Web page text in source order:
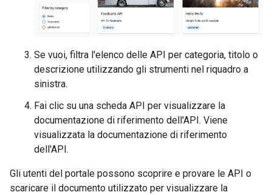
Se vuoi, filtra l'elenco delle API per categoria, titolo o
descrizione utilizzando gli strumenti nel riquadro a
sinistra.
Fai clic su una scheda API per visualizzare la
documentazione di riferimento dell'API. Viene
visualizzata la documentazione di riferimento
dell'API.
Gli utenti del portale possono scoprire e provare le API o
scaricare il documento utilizzato per visualizzare la